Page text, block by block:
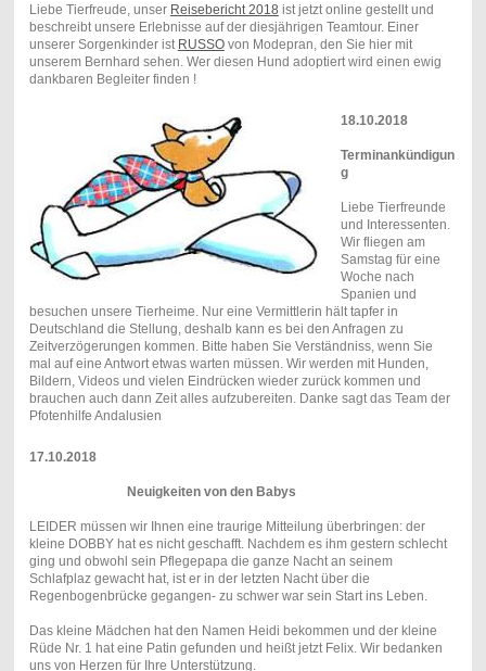
Liebe Tierfreude, unser Reisebericht 2018 ist jetzt online gestellt und
beschreibt unsere Erlebnisse auf der diesjährigen Teamtour. Einer
unserer Sorgenkinder ist RUSSOvon Modepran, den Sie hier mit
unserem Bernhard sehen. Wer diesen Hund adoptiert wird einen ewig
dankbaren Begleiter finden !
18.10.2018
Terminankündigun
g
Liebe Tierfreunde
und Interessenten.
Wir fliegen am
Samstag für eine
Woche nach
Spanien und
besuchen unsere Tierheime. Nur eine Vermittlerin hält tapfer in
Deutschland die Stellung, deshalb kann es bei den Anfragen zu
Zeitverzögerungen kommen. Bitte haben Sie Verständniss, wenn Sie
mal auf eine Antwort etwas warten müssen. Wir werden mit Hunden,
Bildern, Videos und vielen Eindrücken wieder zurück kommen und
brauchen auch dann Zeit alles aufzubereiten. Danke sagt das Team der
Pfotenhilfe Andalusien
17.10.2018
Neuigkeiten von den Babys
LEIDER müssen wir Ihnen eine traurige Mitteilung überbringen: der
kleine DOBBY hat es nicht geschafft. Nachdem es ihm gestern schlecht
ging und obwohl sein Pflegepapa die ganze Nacht an seinem
Schlafplaz gewacht hat, ist er in der letzten Nacht über die
Regenbogenbrücke gegangen- zu schwer war sein Start ins Leben.
Das kleine Mädchen hat den Namen Heidi bekommen und der kleine
Rüde Nr. 1 hat eine Patin gefunden und heißt jetzt Felix. Wir bedanken
uns von Herzen für Ihre Unterstützung.